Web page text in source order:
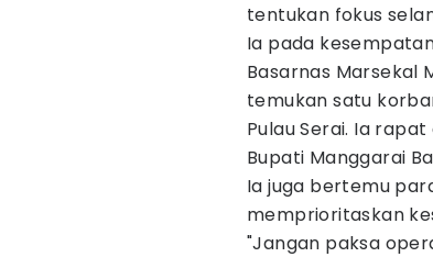
tentukan fokus
Ia pada
Basarnas Marsekal
temukan satu
Pulau Serai. Ia
Bupati Manggarai
Ia juga bertemu
memprioritaskan
"Jangan paksa